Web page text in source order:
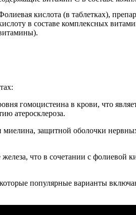
кислота (в таблетках),
в составе комплексных
гомоцистеина в крови, что
атеросклероза.
защитной оболочки
что в сочетании с фолиевой
популярные варианты